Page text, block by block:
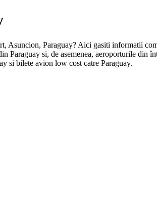
Paraguay? Aici gasiti informatii
Paraguay si, de asemenea, aeroporturile
si bilete avion low cost catre Paraguay.